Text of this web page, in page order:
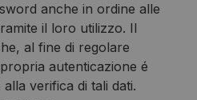
anche in ordine alle
il loro utilizzo. Il
al fine di regolare
autenticazione é
verifica di tali dati.